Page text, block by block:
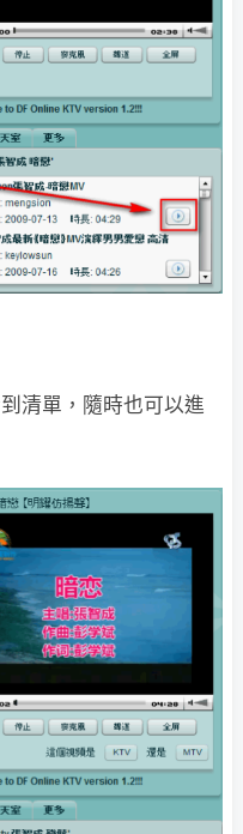
清單，隨時也可以進